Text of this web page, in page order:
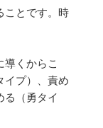
ことです。時
導くからこ
イプ）、責め
る（勇タイ